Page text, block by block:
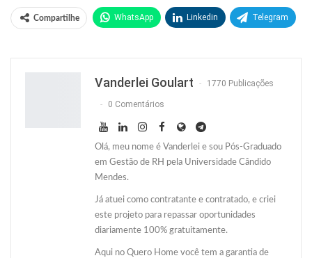
Compartilhe WhatsApp Linkedin Telegram
Vanderlei Goulart 1770 Publicações
0 Comentários
Olá, meu nome é Vanderlei e sou Pós-Graduado
em Gestão de RH pela Universidade Cândido
Mendes.
Já atuei como contratante e contratado, e criei
este projeto para repassar oportunidades
diariamente 100% gratuitamente.
Aqui no Quero Home você tem a garantia de